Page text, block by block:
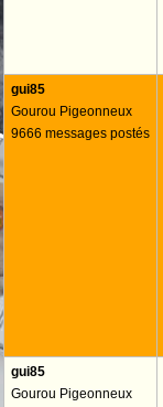
gui85
Gourou Pigeonneux
9666 messages postés
gui85
Gourou Pigeonneux